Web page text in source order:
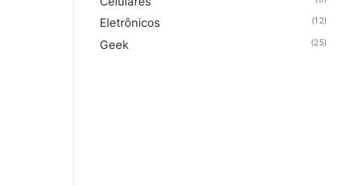
Eletrônicos (12)
Geek (25)